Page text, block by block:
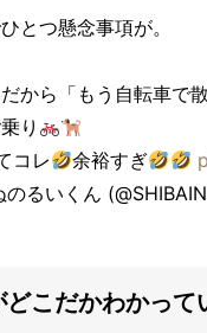
とつ懸念事項が。
から「もう自転車で
り
コレ
余裕すぎ
るいくん
どこだかわかって